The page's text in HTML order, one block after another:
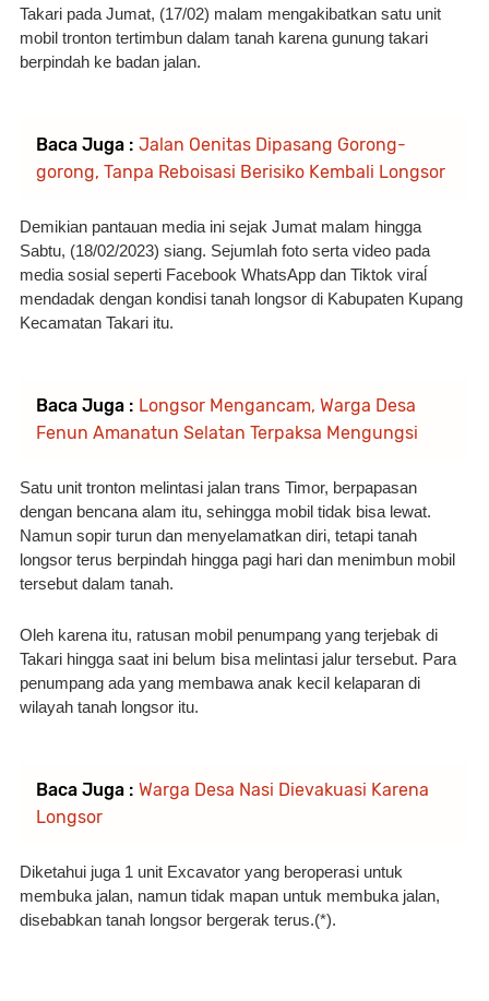
Takari pada Jumat, (17/02) malam mengakibatkan satu unit
mobil tronton tertimbun dalam tanah karena gunung takari
berpindah ke badan jalan.
Baca Juga : Jalan Oenitas Dipasang Gorong-
gorong, Tanpa Reboisasi Berisiko Kembali Longsor
Demikian pantauan media ini sejak Jumat malam hingga
Sabtu, (18/02/2023) siang. Sejumlah foto serta video pada
media sosial seperti Facebook WhatsApp dan Tiktok viraĺ
mendadak dengan kondisi tanah longsor di Kabupaten Kupang
Kecamatan Takari itu.
Baca Juga : Longsor Mengancam, Warga Desa
Fenun Amanatun Selatan Terpaksa Mengungsi
Satu unit tronton melintasi jalan trans Timor, berpapasan
dengan bencana alam itu, sehingga mobil tidak bisa lewat.
Namun sopir turun dan menyelamatkan diri, tetapi tanah
longsor terus berpindah hingga pagi hari dan menimbun mobil
tersebut dalam tanah.
Oleh karena itu, ratusan mobil penumpang yang terjebak di
Takari hingga saat ini belum bisa melintasi jalur tersebut. Para
penumpang ada yang membawa anak kecil kelaparan di
wilayah tanah longsor itu.
Baca Juga : Warga Desa Nasi Dievakuasi Karena
Longsor
Diketahui juga 1 unit Excavator yang beroperasi untuk
membuka jalan, namun tidak mapan untuk membuka jalan,
disebabkan tanah longsor bergerak terus.(*).